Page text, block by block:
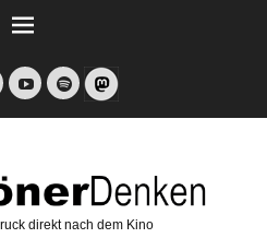
YouTubeSpotify
direkt nach dem Kino